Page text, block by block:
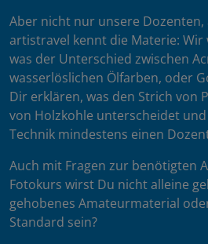
Aber nicht nur unsere Dozenten,
artistravel kennt die Materie: Wir
was der Unterschied zwischen
wasserlöslichen Ölfarben, oder
Dir erklären, was den Strich von
von Holzkohle unterscheidet
Technik mindestens einen
Auch mit Fragen zur benötigten
Fotokurs wirst Du nicht alleine
gehobenes Amateurmaterial
Standard sein?